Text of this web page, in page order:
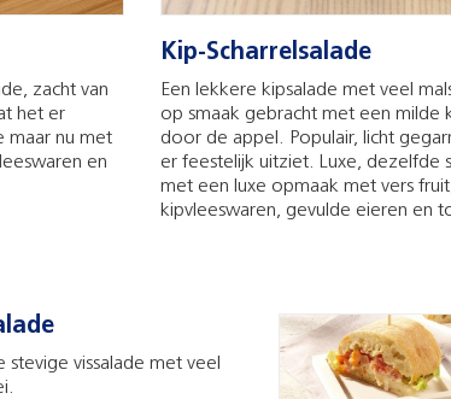
zacht van
het er
maar nu met
en
Kip-Scharrelsalade
Een lekkere kipsalade met veel
op smaak gebracht met een milde
door de appel. Populair, licht
er feestelijk uitziet. Luxe, dezelfde
met een luxe opmaak met vers
kipvleeswaren, gevulde eieren en
stevige vissalade met veel